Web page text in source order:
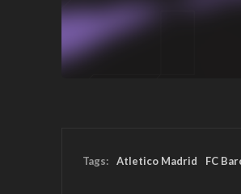
Tags: Atletico Madrid FC